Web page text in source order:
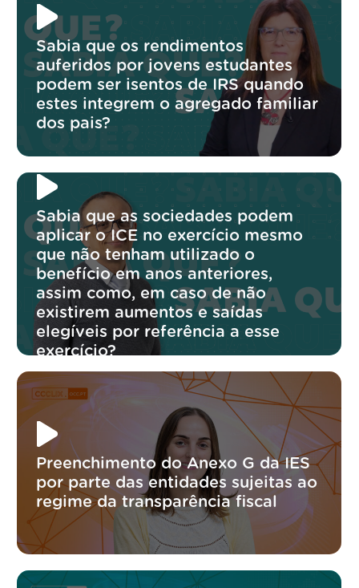
Sabia que os rendimentos
auferidos por jovens estudantes
podem ser isentos de IRS quando
estes integrem o agregado familiar
dos pais?
Sabia que as sociedades podem
aplicar o ICE no exercício mesmo
que não tenham utilizado o
benefício em anos anteriores,
assim como, em caso de não
existirem aumentos e saídas
elegíveis por referência a esse
exercício?
Preenchimento do Anexo G da IES
por parte das entidades sujeitas ao
regime da transparência fiscal